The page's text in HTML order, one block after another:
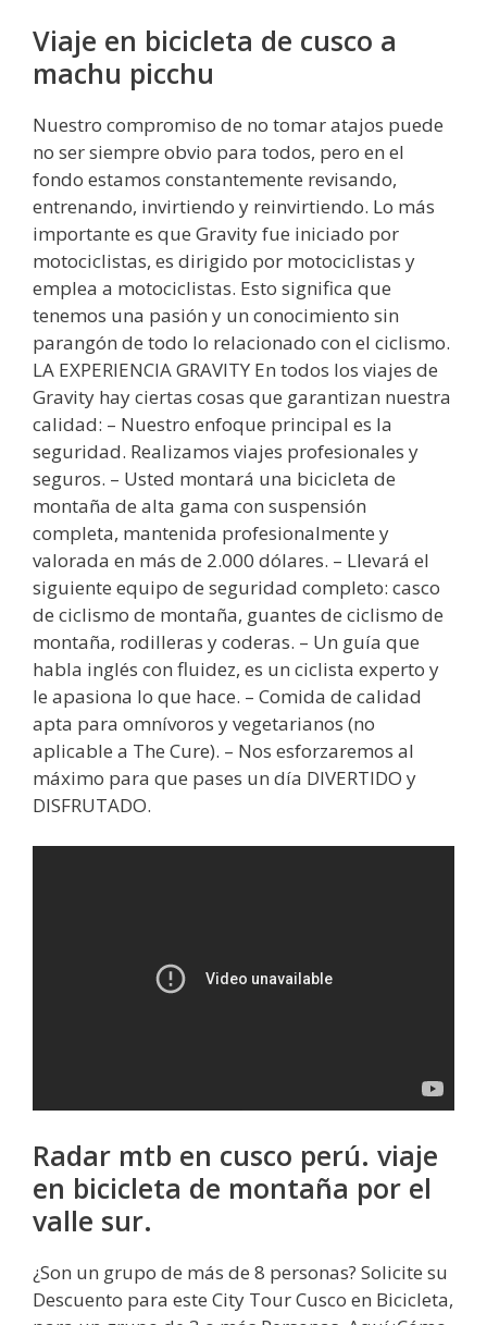
Viaje en bicicleta de cusco a
machu picchu
Nuestro compromiso de no tomar atajos puede
no ser siempre obvio para todos, pero en el
fondo estamos constantemente revisando,
entrenando, invirtiendo y reinvirtiendo. Lo más
importante es que Gravity fue iniciado por
motociclistas, es dirigido por motociclistas y
emplea a motociclistas. Esto significa que
tenemos una pasión y un conocimiento sin
parangón de todo lo relacionado con el ciclismo.
LA EXPERIENCIA GRAVITY En todos los viajes de
Gravity hay ciertas cosas que garantizan nuestra
calidad: – Nuestro enfoque principal es la
seguridad. Realizamos viajes profesionales y
seguros. – Usted montará una bicicleta de
montaña de alta gama con suspensión
completa, mantenida profesionalmente y
valorada en más de 2.000 dólares. – Llevará el
siguiente equipo de seguridad completo: casco
de ciclismo de montaña, guantes de ciclismo de
montaña, rodilleras y coderas. – Un guía que
habla inglés con fluidez, es un ciclista experto y
le apasiona lo que hace. – Comida de calidad
apta para omnívoros y vegetarianos (no
aplicable a The Cure). – Nos esforzaremos al
máximo para que pases un día DIVERTIDO y
DISFRUTADO.
Radar mtb en cusco perú. viaje
en bicicleta de montaña por el
valle sur.
¿Son un grupo de más de 8 personas? Solicite su
Descuento para este City Tour Cusco en Bicicleta,